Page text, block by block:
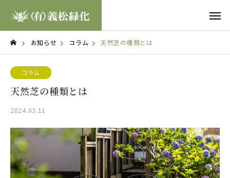
お知らせ コラム 天然芝の種類とは
コラム
天然芝の種類とは
2024.03.11